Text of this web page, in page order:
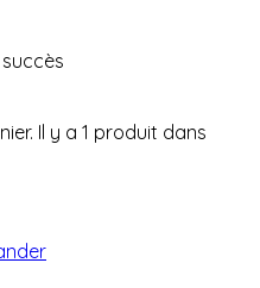
Il y a 1 produit dans